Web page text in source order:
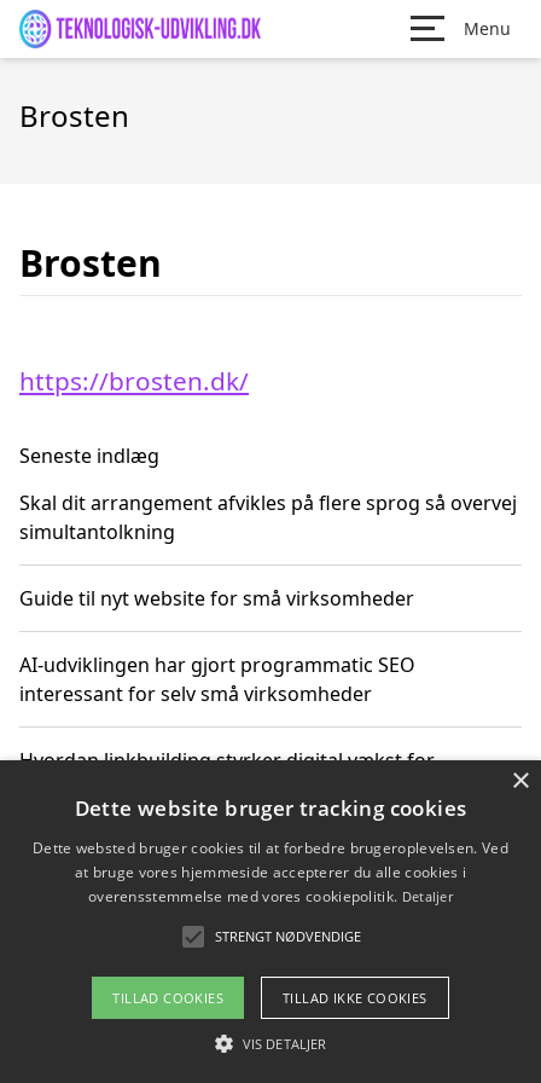
Menu
Brosten
Brosten
https://brosten.dk/
Seneste indlæg
Skal dit arrangement afvikles på flere sprog så overvej
simultantolkning
Guide til nyt website for små virksomheder
AI-udviklingen har gjort programmatic SEO
interessant for selv små virksomheder
Hvordan linkbuilding styrker digital vækst for
Sådan har udviklingen inden for genbrug af elektronik
ændret sig
Copyright 2026 - Pilanto Aps
Om / kontakt
×
Dette website bruger tracking cookies
Dette websted bruger cookies til at forbedre brugeroplevelsen. Ved
at bruge vores hjemmeside accepterer du alle cookies i
overensstemmelse med vores cookiepolitik. Detaljer
STRENGT NØDVENDIGE
TILLAD COOKIES TILLAD IKKE COOKIES
VIS DETALJER